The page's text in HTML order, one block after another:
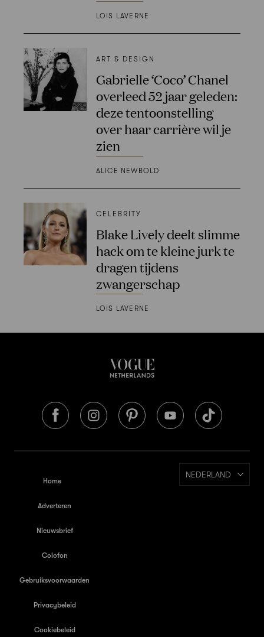
LOIS LAVERNE
ART & DESIGN
Gabrielle ‘Coco’ Chanel
overleed 52 jaar geleden:
deze tentoonstelling
over haar carrière wil je
zien
ALICE NEWBOLD
CELEBRITY
Blake Lively deelt slimme
hack om te kleine jurk te
dragen tijdens
zwangerschap
LOIS LAVERNE
Home
Adverteren
Nieuwsbrief
Colofon
Gebruiksvoorwaarden
Privacybeleid
Cookiebeleid
NEDERLAND